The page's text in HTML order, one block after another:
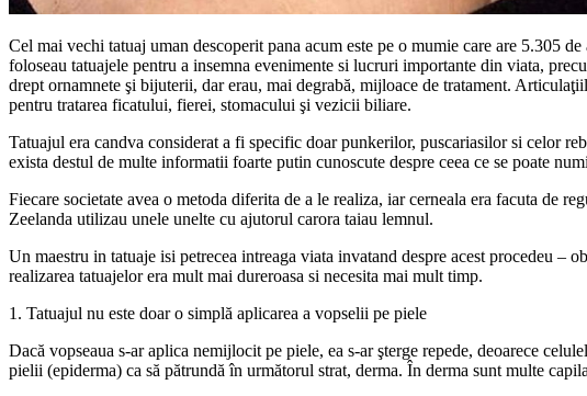
Cel mai vechi tatuaj uman descoperit pana acum este pe o mumie care are 5.305
foloseau tatuajele pentru a insemna evenimente si lucruri importante din viata,
drept ornamnete şi bijuterii, dar erau, mai degrabă, mijloace de tratament.
pentru tratarea ficatului, fierei, stomacului şi vezicii biliare.
Tatuajul era candva considerat a fi specific doar punkerilor, puscariasilor si celor
exista destul de multe informatii foarte putin cunoscute despre ceea ce se poate
Fiecare societate avea o metoda diferita de a le realiza, iar cerneala era facuta de
Zeelanda utilizau unele unelte cu ajutorul carora taiau lemnul.
Un maestru in tatuaje isi petrecea intreaga viata invatand despre acest procedeu –
realizarea tatuajelor era mult mai dureroasa si necesita mai mult timp.
1. Tatuajul nu este doar o simplă aplicarea a vopselii pe piele
Dacă vopseaua s-ar aplica nemijlocit pe piele, ea s-ar şterge repede, deoarece
pielii (epiderma) ca să pătrundă în următorul strat, derma. În derma sunt multe